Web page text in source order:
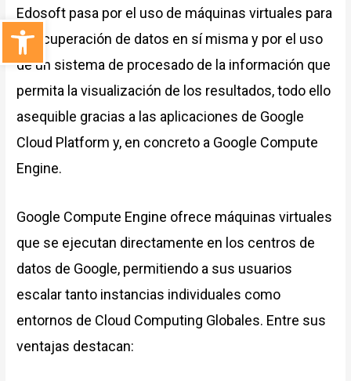
Abrir barra de herramientas
Edosoft pasa por el uso de máquinas virtuales para
la recuperación de datos en sí misma y por el uso
de un sistema de procesado de la información que
permita la visualización de los resultados, todo ello
asequible gracias a las aplicaciones de Google
Cloud Platform y, en concreto a Google Compute
Engine.
Google Compute Engine ofrece máquinas virtuales
que se ejecutan directamente en los centros de
datos de Google, permitiendo a sus usuarios
escalar tanto instancias individuales como
entornos de Cloud Computing Globales. Entre sus
ventajas destacan: